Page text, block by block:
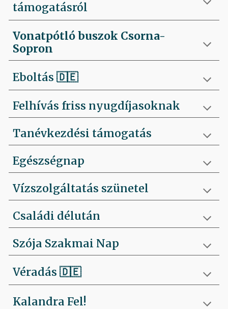
támogatásról
Vonatpótló buszok Csorna-
Sopron
Eboltás🇩🇪
Felhívás friss nyugdíjasoknak
Tanévkezdési támogatás
Egészségnap
Vízszolgáltatás szünetel
Családi délután
Szója Szakmai Nap
Véradás🇩🇪
Kalandra Fel!